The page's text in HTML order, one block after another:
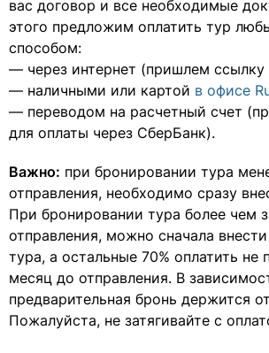
вас договор и все необходимые
этого предложим оплатить тур
способом:
— через интернет (пришлем
— наличными или картой в офисе
— переводом на расчетный счет
для оплаты через СберБанк).
Важно: при бронировании тура
отправления, необходимо сразу
При бронировании тура более чем
отправления, можно сначала
тура, а остальные 70% оплатить не
месяц до отправления. В
предварительная бронь держится
Пожалуйста, не затягивайте с